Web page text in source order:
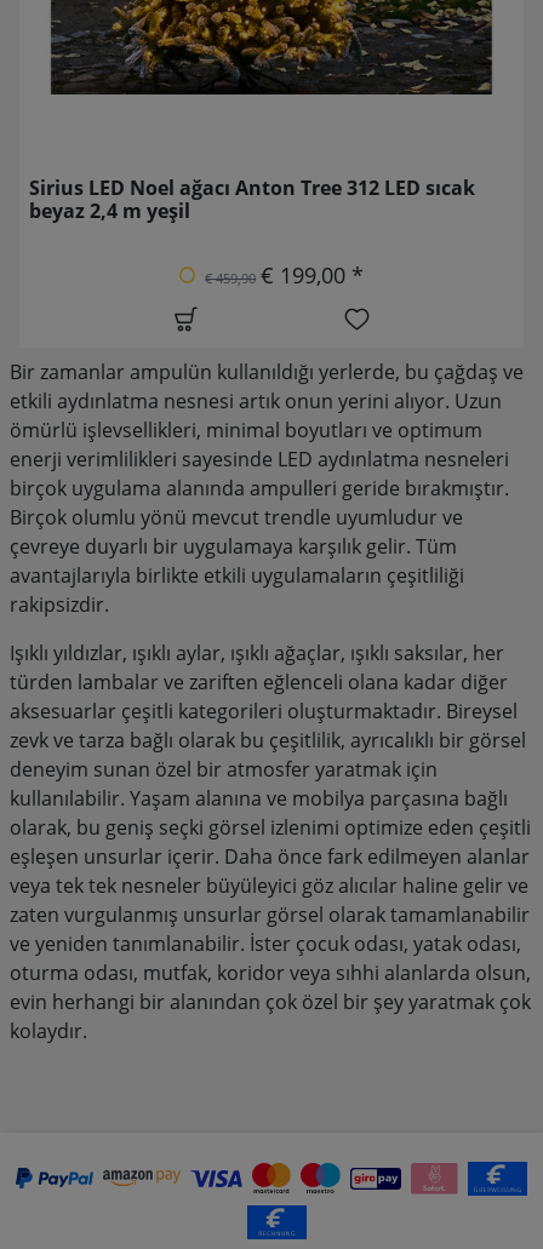
Sirius LED Noel ağacı Anton Tree 312 LED sıcak
beyaz 2,4 m yeşil
€ 459,90 € 199,00 *
Bir zamanlar ampulün kullanıldığı yerlerde, bu çağdaş ve
etkili aydınlatma nesnesi artık onun yerini alıyor. Uzun
ömürlü işlevsellikleri, minimal boyutları ve optimum
enerji verimlilikleri sayesinde LED aydınlatma nesneleri
birçok uygulama alanında ampulleri geride bırakmıştır.
Birçok olumlu yönü mevcut trendle uyumludur ve
çevreye duyarlı bir uygulamaya karşılık gelir. Tüm
avantajlarıyla birlikte etkili uygulamaların çeşitliliği
rakipsizdir.
Işıklı yıldızlar, ışıklı aylar, ışıklı ağaçlar, ışıklı saksılar, her
türden lambalar ve zariften eğlenceli olana kadar diğer
aksesuarlar çeşitli kategorileri oluşturmaktadır. Bireysel
zevk ve tarza bağlı olarak bu çeşitlilik, ayrıcalıklı bir görsel
deneyim sunan özel bir atmosfer yaratmak için
kullanılabilir. Yaşam alanına ve mobilya parçasına bağlı
olarak, bu geniş seçki görsel izlenimi optimize eden çeşitli
eşleşen unsurlar içerir. Daha önce fark edilmeyen alanlar
veya tek tek nesneler büyüleyici göz alıcılar haline gelir ve
zaten vurgulanmış unsurlar görsel olarak tamamlanabilir
ve yeniden tanımlanabilir. İster çocuk odası, yatak odası,
oturma odası, mutfak, koridor veya sıhhi alanlarda olsun,
evin herhangi bir alanından çok özel bir şey yaratmak çok
kolaydır.